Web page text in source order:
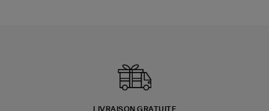
LIVRAISON GRATUITE